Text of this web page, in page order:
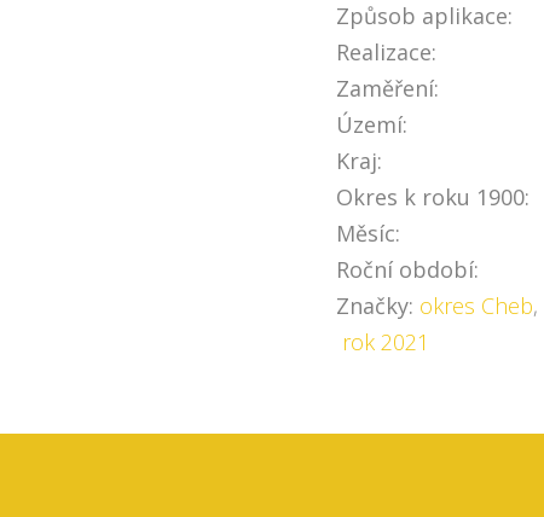
Způsob aplikace:
Realizace:
Zaměření:
Území:
Kraj:
Okres k roku 1900:
Měsíc:
Roční období:
Značky: okres Cheb,
rok 2021